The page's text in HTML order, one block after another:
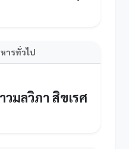
ารทั่วไป
วมลวิภา สิขเรศ